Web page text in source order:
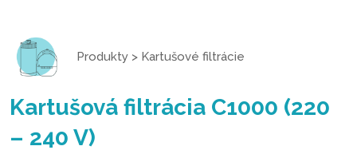
Produkty > Kartušové filtrácie
Kartušová filtrácia C1000 (220
– 240 V)